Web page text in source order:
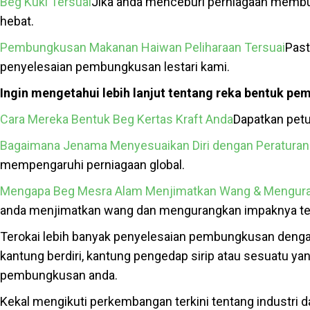
hebat.
Pembungkusan Makanan Haiwan Peliharaan Tersuai
penyelesaian pembungkusan lestari kami.
Ingin mengetahui lebih lanjut tentang reka bentuk
Cara Mereka Bentuk Beg Kertas Kraft AndaDapatkan
Bagaimana Jenama Menyesuaikan Diri dengan Peraturan
mempengaruhi perniagaan global.
Mengapa Beg Mesra Alam Menjimatkan Wang &
anda menjimatkan wang dan mengurangkan impaknya
Terokai lebih banyak penyelesaian pembungkusan
kantung berdiri, kantung pengedap sirip atau sesuatu
pembungkusan anda.
Kekal mengikuti perkembangan terkini tentang industri